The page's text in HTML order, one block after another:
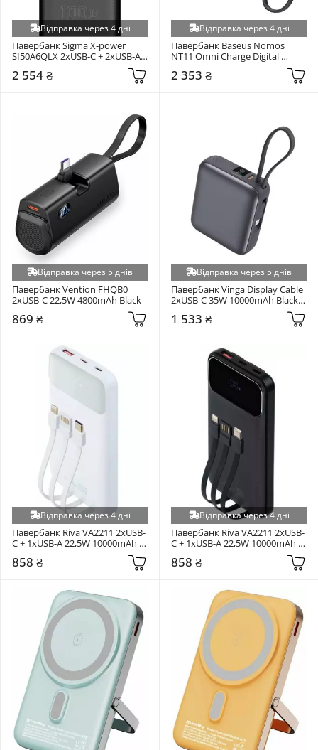
Відправка через 4 дні
Павербанк Sigma X-power
SI50A6QLX 2xUSB-C + 2xUSB-A
2 554 ₴
Відправка через 4 дні
Павербанк Baseus Nomos
NT11 Omni Charge Digital
Display 2xUSB-C + 1xUSB-A 67W
10000mAh Black
2 353 ₴
Відправка через 5 днів
Павербанк Vention FHQB0
2xUSB-C 22,5W 4800mAh Black
869 ₴
Відправка через 5 днів
Павербанк Vinga Display Cable
2xUSB-C 35W 10000mAh Black
1 533 ₴
Відправка через 4 дні
Павербанк Riva VA2211 2xUSB-
C + 1xUSB-A 22,5W 10000mAh
858 ₴
Відправка через 4 дні
Павербанк Riva VA2211 2xUSB-
C + 1xUSB-A 22,5W 10000mAh
858 ₴